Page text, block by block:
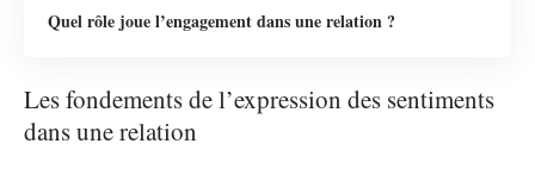
Quel rôle joue l’engagement dans une relation ?
Les fondements de l’expression des sentiments
dans une relation